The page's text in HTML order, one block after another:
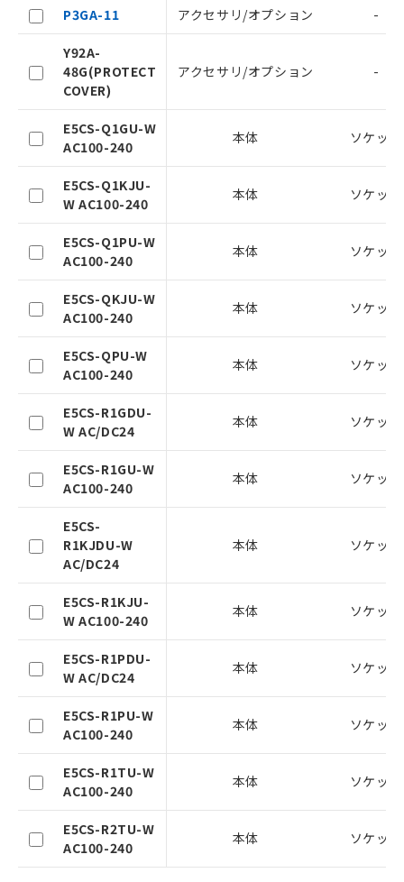
P3GA-11 アクセサリ/オプション -
Y92A-
48G(PROTECT
COVER)
アクセサリ/オプション -
E5CS-Q1GU-W
AC100-240
本体 ソケット
E5CS-Q1KJU-
W AC100-240
本体 ソケット
E5CS-Q1PU-W
AC100-240
本体 ソケット
E5CS-QKJU-W
AC100-240
本体 ソケット
E5CS-QPU-W
AC100-240
本体 ソケット
E5CS-R1GDU-
W AC/DC24
本体 ソケット
E5CS-R1GU-W
AC100-240
本体 ソケット
E5CS-
R1KJDU-W
AC/DC24
本体 ソケット
E5CS-R1KJU-
W AC100-240
本体 ソケット
E5CS-R1PDU-
W AC/DC24
本体 ソケット
E5CS-R1PU-W
AC100-240
本体 ソケット
E5CS-R1TU-W
AC100-240
本体 ソケット
E5CS-R2TU-W
AC100-240
本体 ソケット
記
号
説明
○ 一定数以上の在庫あり
△ 一定数には満たないが在庫あり
－
いては、お客様のお取引先、ま
機器販売店・当社販売員にご確
認ください)
白
情報を公開していない機種
ご利用条件
以下の条件をお読みいただき、同意のうえ
本サービスは、当社制御機器事業取扱
商品の当社在庫状況および標準価格
(税抜)を提供させていただくもので
す。
当社制御機器事業取扱商品の中には、
本サービスの対象外となる商品もある
ことをご了承ください。
在庫状況および標準価格照会結果は、
記載している更新日時点での社内デー
タに基づき作成されるものであり、閲
覧された時点での実際の在庫および標
準価格とは異なる場合があることをご
了承ください。
正式な納期状況および標準価格はお客
様のお取引先、またはお客様担当のオ
ムロン制御機器販売店・当社販売員に
ご相談ください。
点は「
販売ネットワーク
ください。
在庫状況および標準価格結果を当社の
事前の承諾なく第三者に漏洩または開
示しないようお願いします。
マイパーツ機能（部品リスト作成サー
ビス）をご利用いただくには、I-Web
メンバーズにご登録されている必要が
あります。
お客様が当ウェブサイト上で当社にご
登録された部品リストについて、当社
および当社の共同利用者が、当社の製
品・サービスに関するお客様との取
引・商談に必要な範囲で利用すること
をご了承ください。
※当社の共同利用者とは、
の共同利用に関して"
用者の範囲」に記載されている法人を